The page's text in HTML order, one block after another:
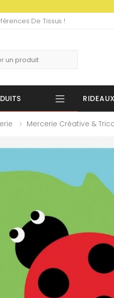
De Tissus !
Mercerie Créative &